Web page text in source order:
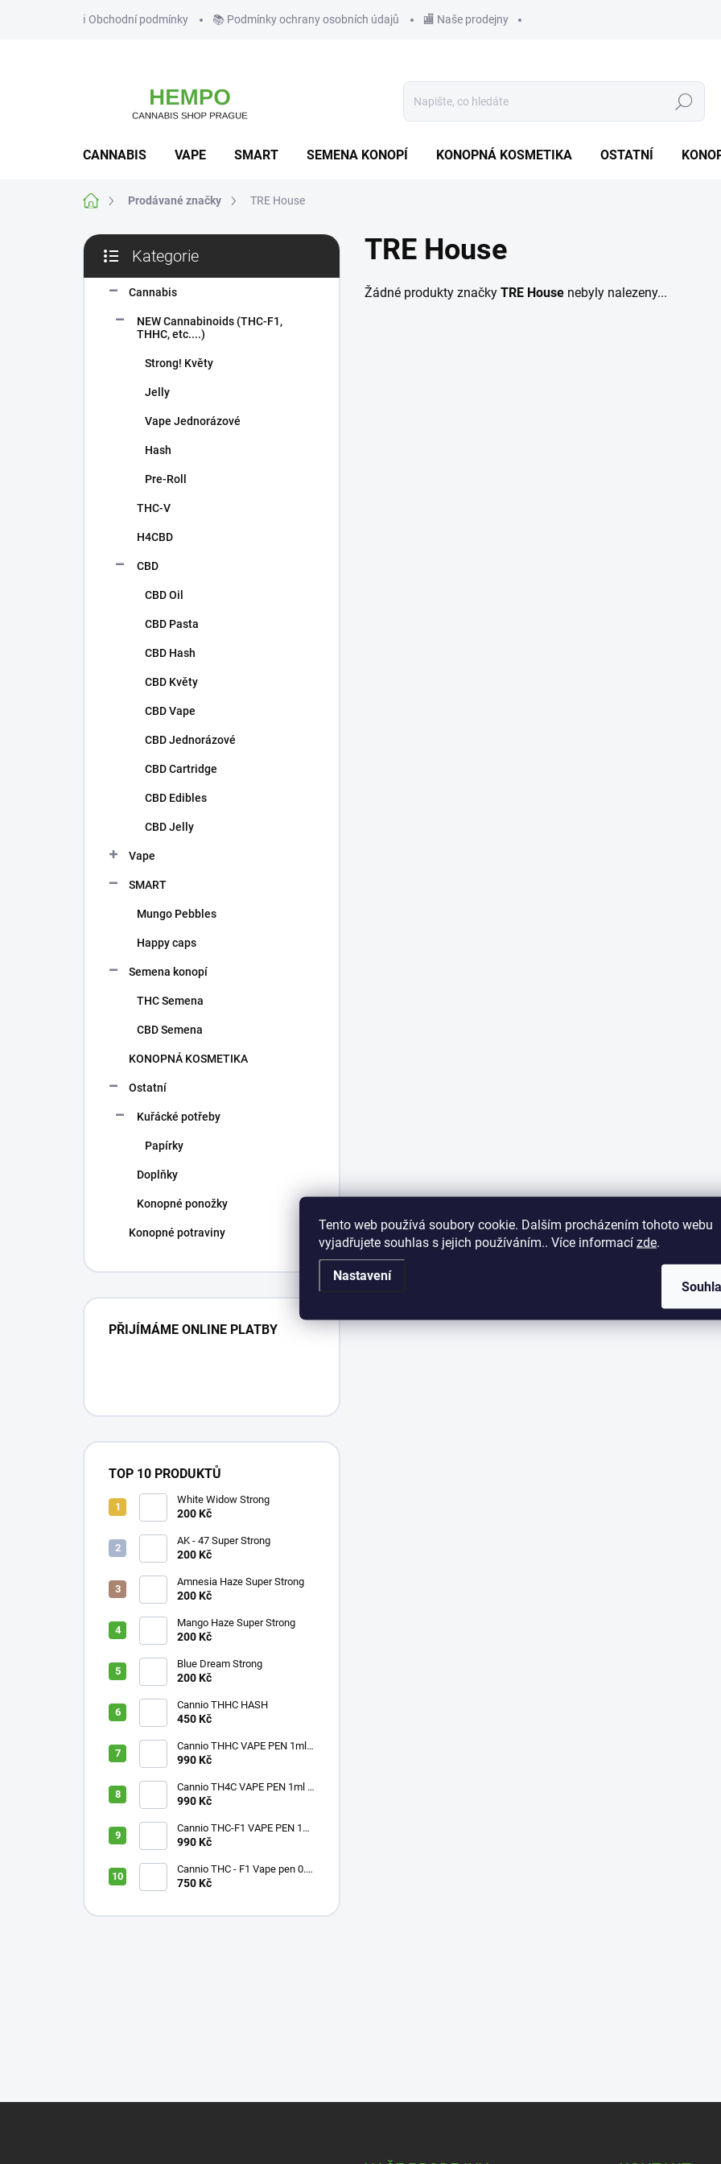
Tento web používá soubory cookie. Dalším procházením tohoto webu
vyjadřujete souhlas s jejich používáním.. Více informací zde.
Nastavení
ℹ️ Obchodní podmínky 📚 Podmínky ochrany osobních údajů 🏬 Naše prodejny
Hledat
CANNABIS VAPE SMART SEMENA KONOPÍ KONOPNÁ KOSMETIKA OSTATNÍ
Domů Prodávané značky TRE House
P
s
kategorie
Kategorie
Cannabis
NEW Cannabinoids (THC-F1,
THHC, etc....)
Strong! Květy
Jelly
Vape Jednorázové
Hash
Pre-Roll
THC-V
H4CBD
CBD
CBD Oil
CBD Pasta
CBD Hash
CBD Květy
CBD Vape
CBD Jednorázové
CBD Cartridge
CBD Edibles
CBD Jelly
Vape
SMART
Mungo Pebbles
Happy caps
Semena konopí
THC Semena
CBD Semena
KONOPNÁ KOSMETIKA
Ostatní
Kuřácké potřeby
Papírky
Doplňky
Konopné ponožky
Konopné potraviny
PŘIJÍMÁME ONLINE PLATBY
TOP 10 PRODUKTŮ
White Widow Strong
200 Kč
AK - 47 Super Strong
200 Kč
Amnesia Haze Super Strong
200 Kč
Mango Haze Super Strong
200 Kč
Blue Dream Strong
200 Kč
Cannio THHC HASH
450 Kč
Cannio THHC VAPE PEN 1ml
– BANGER
990 Kč
Cannio TH4C VAPE PEN 1ml –
Blackberry
990 Kč
Cannio THC-F1 VAPE PEN 1ml
– Grape
990 Kč
Cannio THC - F1 Vape pen 0.5
ml Raspberry
750 Kč
TRE House
Žádné produkty značky TRE House nebyly nalezeny...